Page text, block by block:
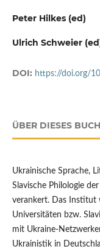
Peter Hilkes (ed)
Ulrich Schweier
DOI: https://doi.org/
ÜBER DIESES BUCH
Ukrainische Sprache,
Slavische Philologie
verankert. Das Institut
Universitäten bzw.
mit Ukraine-
Ukrainistik in